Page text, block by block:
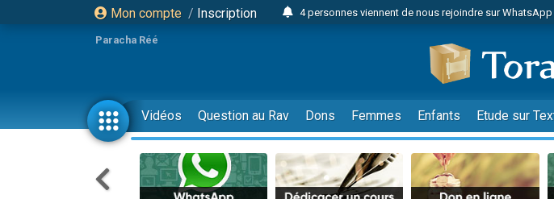
Mon compte / Inscription
4 personnes viennent de nous rejoindre sur WhatsApp
Odaya vient de donner son Maasser
3 personnes viennent de faire un don pour 5 jours
3 personnes viennent de faire un don pour
13 personnes viennent de demander une bénédiction
2 personnes viennent de nous rejoindre sur WhatsApp
30 personnes viennent de faire un don pour
Paracha Réé
Vidéos Question au Rav Dons Femmes Enfants Etude sur